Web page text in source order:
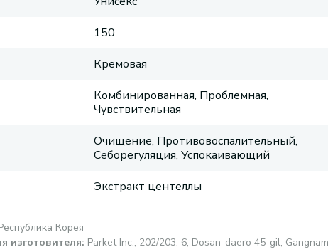
150
Кремовая
Комбинированная, Проблемная,
Чувствительная
Очищение, Противовоспалительный,
Себорегуляция, Успокаивающий
Экстракт центеллы
Корея
изготовителя: Parket Inc., 202/203, 6, Dosan-daero 45-gil,